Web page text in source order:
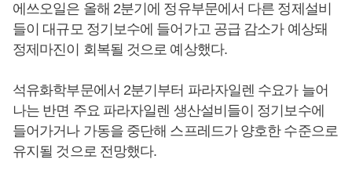
에쓰오일은 올해 2분기에 정유부문에서 다른 정제설비
들이 대규모 정기보수에 들어가고 공급 감소가 예상돼
정제마진이 회복될 것으로 예상했다.
석유화학부문에서 2분기부터 파라자일렌 수요가 늘어
나는 반면 주요 파라자일렌 생산설비들이 정기보수에
들어가거나 가동을 중단해 스프레드가 양호한 수준으로
유지될 것으로 전망했다.